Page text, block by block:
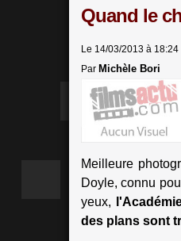
Quand le
Le 14/03/2013 à 18:24
Par Michèle Bori
Meilleure
Doyle, connu
yeux,
des plans sont